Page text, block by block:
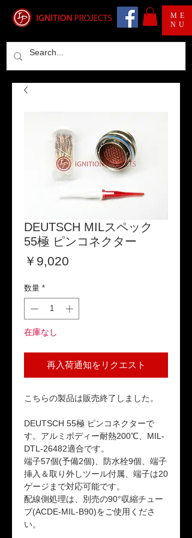
ME
NU
DEUTSCH MILスペック
55極 ピンコネクター
￥9,020
数量 *
在庫なし
再入荷通知をリクエスト
こちらの製品は販売終了しました。
DEUTSCH 55極 ピンコネクターで
す。アルミボディー耐熱200℃、MIL-
DTL-26482適合です。
端子57個(予備2個)、防水栓9個、端子
挿入＆取り外しツール付属、端子は20
ゲージまで対応可能です。
配線側処理は、別売の90°収縮チュー
ブ(ACDE-MIL-B90)をご使用くださ
い。